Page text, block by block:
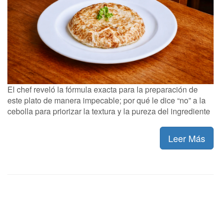
El chef reveló la fórmula exacta para la preparación de
este plato de manera impecable; por qué le dice “no” a la
cebolla para priorizar la textura y la pureza del ingrediente
Leer Más